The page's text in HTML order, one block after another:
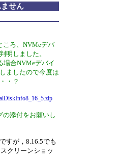
せん
ころ、NVMeデバ
明しました。
場合NVMeデバイ
ましたので今度は
・？
の添付をお願いし
すが，8.16.5でも
クリーンショッ